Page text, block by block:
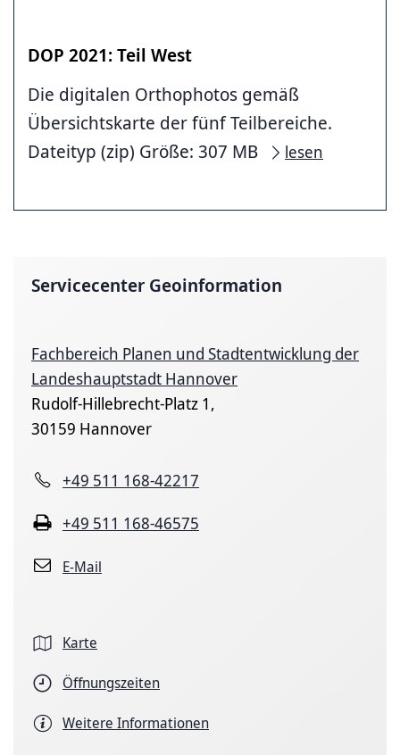
DOP 2021: Teil West
Die digitalen Orthophotos gemäß
Übersichtskarte der fünf Teilbereiche.
Dateityp (zip) Größe: 307 MB
lesen
Servicecenter Geoinformation
Fachbereich Planen und Stadtentwicklung der
Landeshauptstadt Hannover
Rudolf-Hillebrecht-Platz 1,
30159 Hannover
+49 511 168-42217
+49 511 168-46575
E-Mail
Karte
Öffnungszeiten
Weitere Informationen